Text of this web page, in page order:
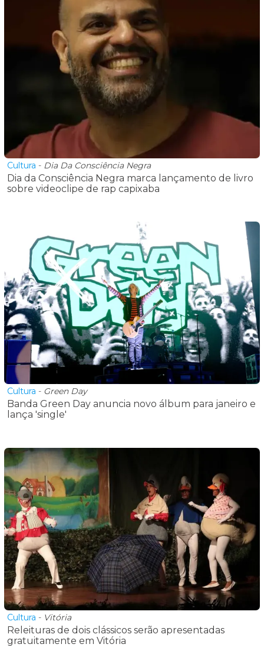
Cultura - Dia Da Consciência Negra
Dia da Consciência Negra marca lançamento de livro
sobre videoclipe de rap capixaba
Cultura - Green Day
Banda Green Day anuncia novo álbum para janeiro e
lança 'single'
Cultura - Vitória
Releituras de dois clássicos serão apresentadas
gratuitamente em Vitória